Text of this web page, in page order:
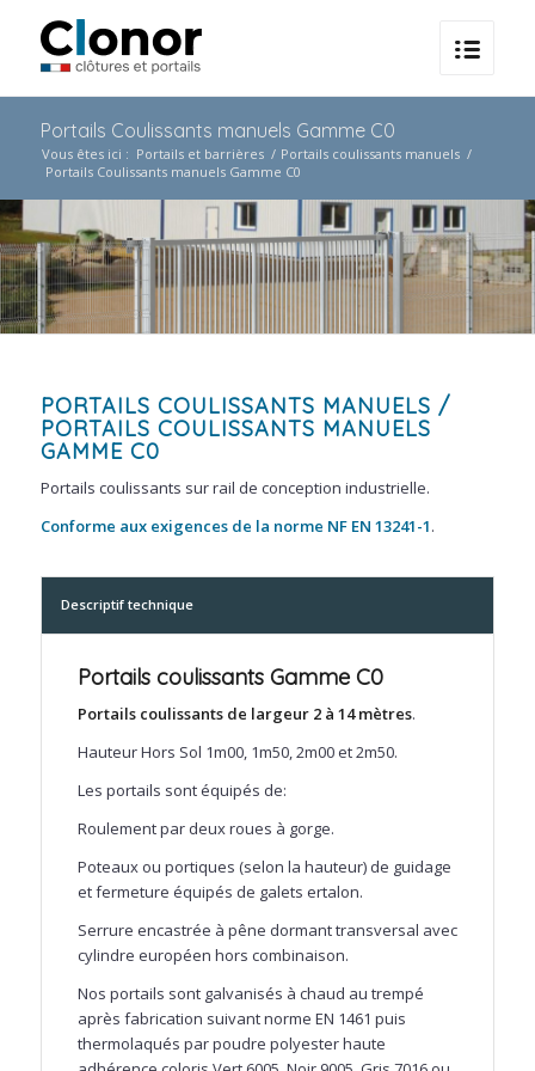
Portails Coulissants manuels Gamme C0
Vous êtes ici : Portails et barrières / Portails coulissants manuels /
Portails Coulissants manuels Gamme C0
PORTAILS COULISSANTS MANUELS /
PORTAILS COULISSANTS MANUELS
GAMME C0
Portails coulissants sur rail de conception industrielle.
Conforme aux exigences de la norme NF EN 13241-1.
Descriptif technique
Portails coulissants Gamme C0
Portails coulissants de largeur 2 à 14 mètres.
Hauteur Hors Sol 1m00, 1m50, 2m00 et 2m50.
Les portails sont équipés de:
Roulement par deux roues à gorge.
Poteaux ou portiques (selon la hauteur) de guidage
et fermeture équipés de galets ertalon.
Serrure encastrée à pêne dormant transversal avec
cylindre européen hors combinaison.
Nos portails sont galvanisés à chaud au trempé
après fabrication suivant norme EN 1461 puis
thermolaqués par poudre polyester haute